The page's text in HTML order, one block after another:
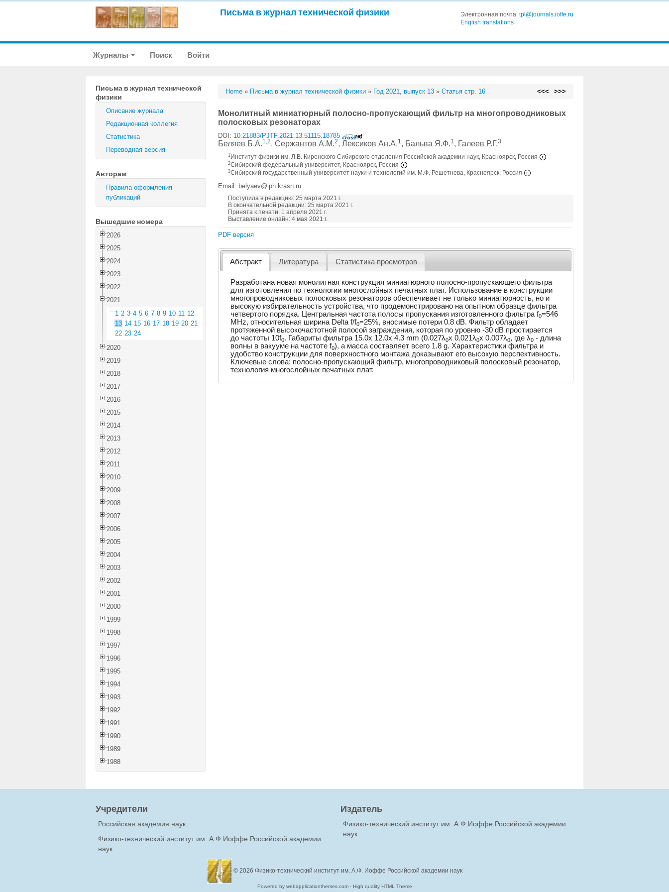
Письма в журнал технической физики Электронная почта: tpl@journals.ioffe.ru
English translations
Журналы Поиск Войти
Письма в журнал технической
физики
Описание журнала
Редакционная коллегия
Статистика
Переводная версия
Авторам
Правила оформления
публикаций
Вышедшие номера
2026
2025
2024
2023
2022
2021
1 2 3 4 5 6 7 8 9 10 11 12
13 14 15 16 17 18 19 20 21
22 23 24
2020
2019
2018
2017
2016
2015
2014
2013
2012
2011
2010
2009
2008
2007
2006
2005
2004
2003
2002
2001
2000
1999
1998
1997
1996
1995
1994
1993
1992
1991
1990
1989
1988
Home » Письма в журнал технической физики » Год 2021, выпуск 13 »Статья стр. 16 <<< >>>
Монолитный миниатюрный полосно-пропускающий фильтр на многопроводниковых
полосковых резонаторах
DOI: 10.21883/PJTF.2021.13.51115.18785
Беляев Б.А.1,2, Сержантов А.М.2, Лексиков Ан.А.1, Бальва Я.Ф.1, Галеев Р.Г.3
1 Институт физики им. Л.В. Киренского Сибирского отделения Российской академии наук, Красноярск, Россия
2Сибирский федеральный университет, Красноярск, Россия
3Сибирский государственный университет науки и технологий им. М.Ф. Решетнева, Красноярск, Россия
Email: belyaev@iph.krasn.ru
Поступила в редакцию: 25 марта 2021 г.
В окончательной редакции: 25 марта 2021 г.
Принята к печати: 1 апреля 2021 г.
Выставление онлайн: 4 мая 2021 г.
PDF версия
Абстракт Литература Статистика просмотров
Разработана новая монолитная конструкция миниатюрного полосно-пропускающего фильтра
для изготовления по технологии многослойных печатных плат. Использование в конструкции
многопроводниковых полосковых резонаторов обеспечивает не только миниатюрность, но и
высокую избирательность устройства, что продемонстрировано на опытном образце фильтра
четвертого порядка. Центральная частота полосы пропускания изготовленного фильтра f0=546
MHz, относительная ширина Delta f/f0=25%, вносимые потери 0.8 dB. Фильтр обладает
протяженной высокочастотной полосой заграждения, которая по уровню -30 dB простирается
до частоты 10f0. Габариты фильтра 15.0x 12.0x 4.3 mm (0.027λ0x 0.021λ0x 0.007λ0, где λ0- длина
волны в вакууме на частоте f0), а масса составляет всего 1.8 g. Характеристики фильтра и
удобство конструкции для поверхностного монтажа доказывают его высокую перспективность.
Ключевые слова: полосно-пропускающий фильтр, многопроводниковый полосковый резонатор,
технология многослойных печатных плат.
Учредители
Российская академия наук
Физико-технический институт им. А.Ф.Иоффе Российской академии
наук
Издатель
Физико-технический институт им. А.Ф.Иоффе Российской академии
наук
© 2026 Физико-технический институт им. А.Ф. Иоффе Российской академии наук
Powered by webapplicationthemes.com - High quality HTML Theme